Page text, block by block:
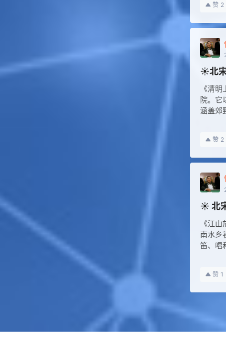
赞 2
☀️北
《清
院。它
涵盖郊
赞 2
☀️ 北
《江
南水乡
笛、唱
赞 1